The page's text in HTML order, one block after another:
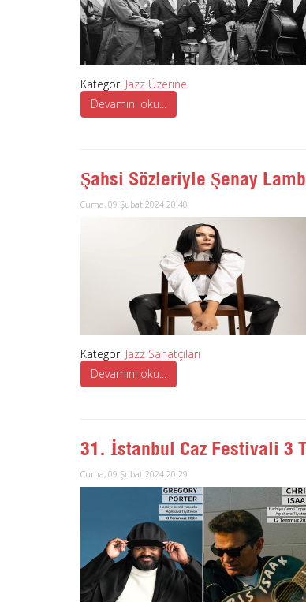
Kategori Jazz Üzerine
Devamını oku...
Şahsi Sözleriyle Şenay
Cuma, 09 Şubat 2024 20:40
Kategori Jazz Sanatçıları
Devamını oku...
31. İstanbul Caz Festivali 3
Cuma, 09 Şubat 2024 20:29